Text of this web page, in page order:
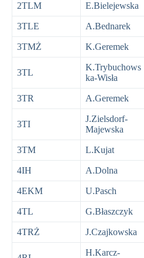
2TLM E.Bielejewska
3TLE A.Bednarek
3TMŻ K.Geremek
3TL
K.Trybuchows
ka-Wisła
3TR A.Geremek
3TI
J.Zielsdorf-
Majewska
3TM L.Kujat
4IH A.Dolna
4EKM U.Pasch
4TL G.Błaszczyk
4TRŻ J.Czajkowska
H.Karcz-